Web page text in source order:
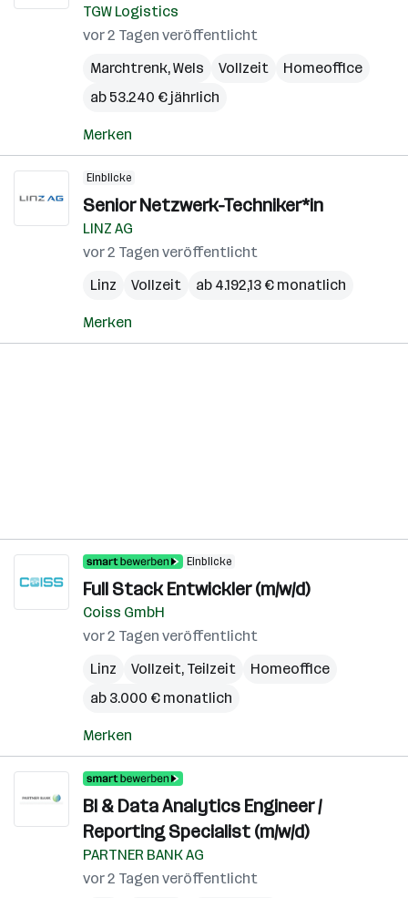
TGW Logistics
vor 2 Tagen veröffentlicht
Marchtrenk,Wels Vollzeit
Homeoffice
ab 53.240 € jährlich
Merken
Einblicke
Senior Netzwerk-Techniker*in
LINZ AG
vor 2 Tagen veröffentlicht
Linz
Vollzeit ab 4.192,13 € monatlich
Merken
Einblicke
Full Stack Entwickler (m/w/d)
Coiss GmbH
vor 2 Tagen veröffentlicht
Linz
Vollzeit, Teilzeit
Homeoffice
ab 3.000 € monatlich
Merken
BI & Data Analytics Engineer /
Reporting Specialist (m/w/d)
PARTNER BANK AG
vor 2 Tagen veröffentlicht